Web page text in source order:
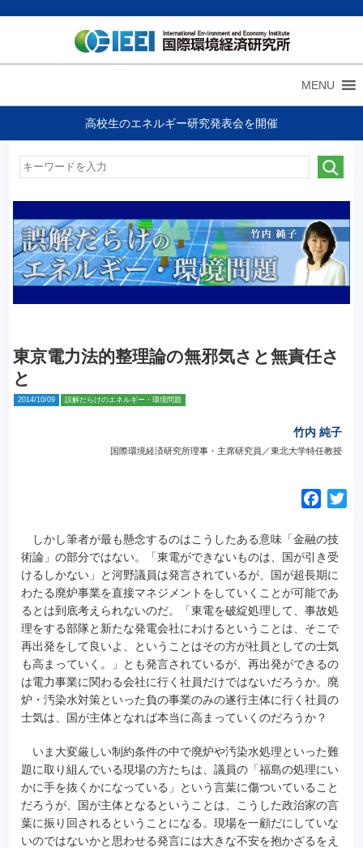
MENU
高校生のエネルギー研究発表会を開催
東京電力法的整理論の無邪気さと無責任さ
と
2014/10/09 誤解だらけのエネルギー・環境問題
竹内 純子
国際環境経済研究所理事・主席研究員／東北大学特任教授
c
e
b
o
o
k
しかし筆者が最も懸念するのはこうしたある意味「金融の技
術論」の部分ではない。「東電ができないものは、国が引き受
けるしかない」と河野議員は発言されているが、国が超長期に
わたる廃炉事業を直接マネジメントをしていくことが可能であ
るとは到底考えられないのだ。「東電を破綻処理して、事故処
理をする部隊と新たな発電会社にわけるということは、そこで
再出発をして良いよ、ということはその方が社員としての士気
も高まっていく。」とも発言されているが、再出発ができるの
は電力事業に関わる会社に行く社員だけではないだろうか。廃
炉・汚染水対策といった負の事業のみの遂行主体に行く社員の
士気は、国が主体となれば本当に高まっていくのだろうか？
いま大変厳しい制約条件の中で廃炉や汚染水処理といった難
題に取り組んでいる現場の方たちは、議員の「福島の処理にい
かに手を抜くかになっている」という言葉に傷ついていること
だろうが、国が主体となるということは、こうした政治家の言
葉に振り回されるということになる。現場を一顧だにしていな
いのではないかと思わせる発言には大きな不安を抱かざるをえ